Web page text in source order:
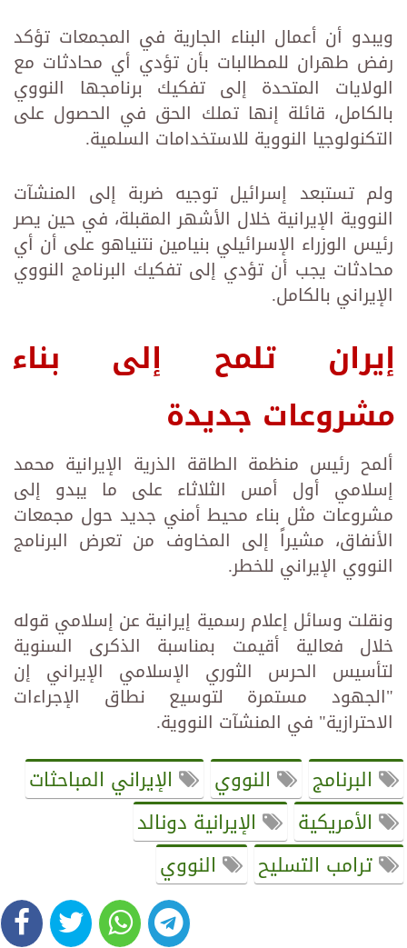
ويبدو أن أعمال البناء الجارية في المجمعات تؤكد
رفض طهران للمطالبات بأن تؤدي أي محادثات مع
الولايات المتحدة إلى تفكيك برنامجها النووي
بالكامل، قائلة إنها تملك الحق في الحصول على
التكنولوجيا النووية للاستخدامات السلمية.
ولم تستبعد إسرائيل توجيه ضربة إلى المنشآت
النووية الإيرانية خلال الأشهر المقبلة، في حين يصر
رئيس الوزراء الإسرائيلي بنيامين نتنياهو على أن أي
محادثات يجب أن تؤدي إلى تفكيك البرنامج النووي
الإيراني بالكامل.
إيران تلمح إلى بناء
مشروعات جديدة
ألمح رئيس منظمة الطاقة الذرية الإيرانية محمد
إسلامي أول أمس الثلاثاء على ما يبدو إلى
مشروعات مثل بناء محيط أمني جديد حول مجمعات
الأنفاق، مشيراً إلى المخاوف من تعرض البرنامج
النووي الإيراني للخطر.
ونقلت وسائل إعلام رسمية إيرانية عن إسلامي قوله
خلال فعالية أقيمت بمناسبة الذكرى السنوية
لتأسيس الحرس الثوري الإسلامي الإيراني إن
"الجهود مستمرة لتوسيع نطاق الإجراءات
الاحترازية" في المنشآت النووية.
البرنامج النووي
الإيراني المباحثات
الأمريكية
الإيرانية دونالد
ترامب التسليح
النووي